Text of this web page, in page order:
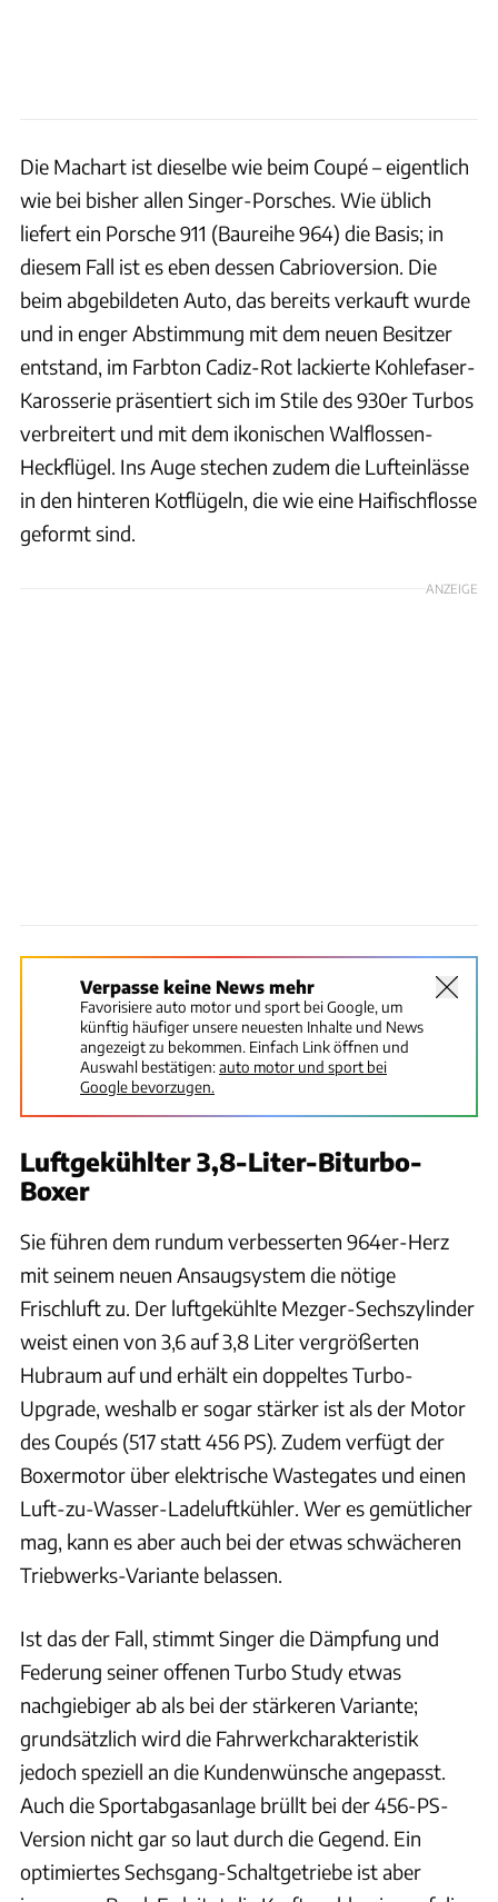
Die Machart ist dieselbe wie beim Coupé – eigentlich
wie bei bisher allen Singer-Porsches. Wie üblich
liefert ein Porsche 911 (Baureihe 964) die Basis; in
diesem Fall ist es eben dessen Cabrioversion. Die
beim abgebildeten Auto, das bereits verkauft wurde
und in enger Abstimmung mit dem neuen Besitzer
entstand, im Farbton Cadiz-Rot lackierte Kohlefaser-
Karosserie präsentiert sich im Stile des 930er Turbos
verbreitert und mit dem ikonischen Walflossen-
Heckflügel. Ins Auge stechen zudem die Lufteinlässe
in den hinteren Kotflügeln, die wie eine Haifischflosse
geformt sind.
ANZEIGE
Verpasse keine News mehr
Favorisiere auto motor und sport bei Google, um
künftig häufiger unsere neuesten Inhalte und News
angezeigt zu bekommen. Einfach Link öffnen und
Auswahl bestätigen:auto motor und sport bei
Google bevorzugen.
Luftgekühlter 3,8-Liter-Biturbo-
Boxer
Sie führen dem rundum verbesserten 964er-Herz
mit seinem neuen Ansaugsystem die nötige
Frischluft zu. Der luftgekühlte Mezger-Sechszylinder
weist einen von 3,6 auf 3,8 Liter vergrößerten
Hubraum auf und erhält ein doppeltes Turbo-
Upgrade, weshalb er sogar stärker ist als der Motor
des Coupés (517 statt 456 PS). Zudem verfügt der
Boxermotor über elektrische Wastegates und einen
Luft-zu-Wasser-Ladeluftkühler. Wer es gemütlicher
mag, kann es aber auch bei der etwas schwächeren
Triebwerks-Variante belassen.
Ist das der Fall, stimmt Singer die Dämpfung und
Federung seiner offenen Turbo Study etwas
nachgiebiger ab als bei der stärkeren Variante;
grundsätzlich wird die Fahrwerkcharakteristik
jedoch speziell an die Kundenwünsche angepasst.
Auch die Sportabgasanlage brüllt bei der 456-PS-
Version nicht gar so laut durch die Gegend. Ein
optimiertes Sechsgang-Schaltgetriebe ist aber